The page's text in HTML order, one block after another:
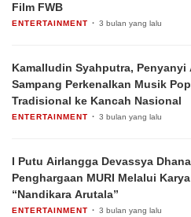
Film FWB
ENTERTAINMENT 3 bulan yang lalu
Kamalludin Syahputra, Penyanyi
Sampang Perkenalkan Musik
Tradisional ke Kancah Nasional
ENTERTAINMENT 3 bulan yang lalu
I Putu Airlangga Devassya
Penghargaan MURI Melalui
“Nandikara Arutala”
ENTERTAINMENT 3 bulan yang lalu